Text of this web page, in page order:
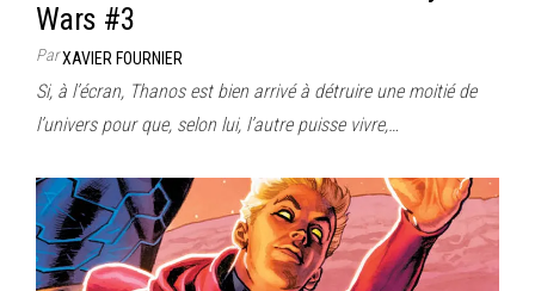
Wars #3
ParXAVIER FOURNIER
Si, à l’écran, Thanos est bien arrivé à détruire une moitié de
l’univers pour que, selon lui, l’autre puisse vivre,…